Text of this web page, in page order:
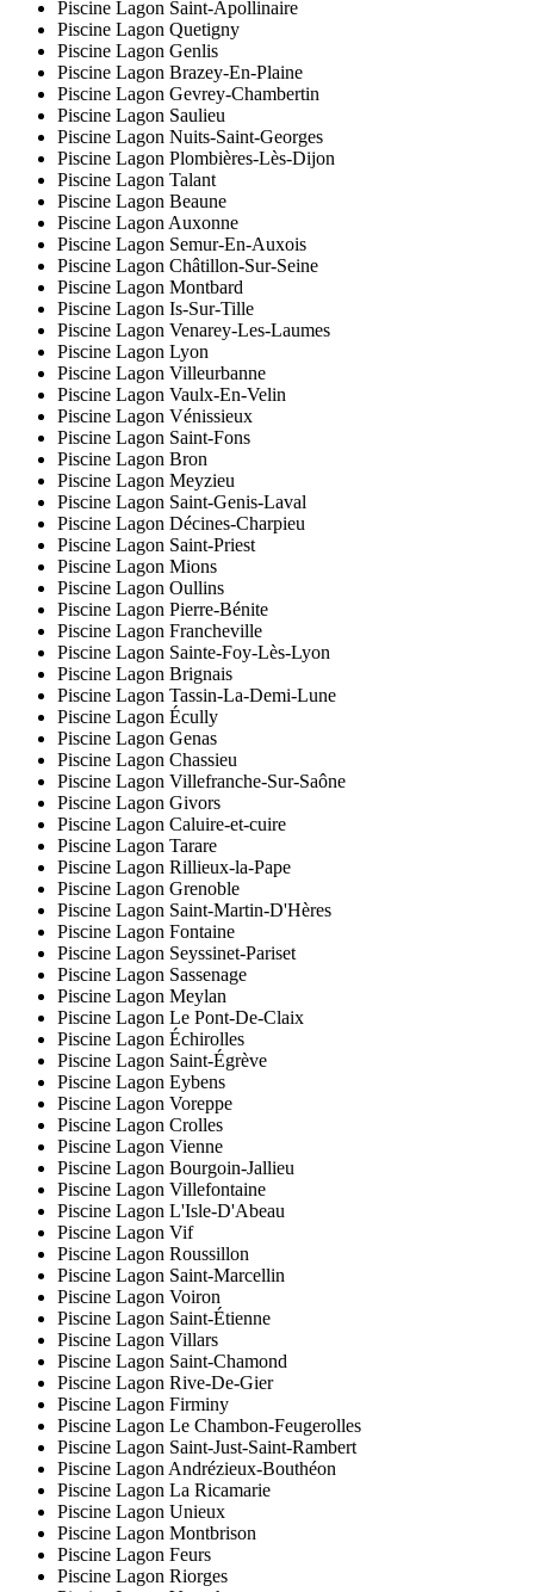
Piscine Lagon Saint-Apollinaire
Piscine Lagon Quetigny
Piscine Lagon Genlis
Piscine Lagon Brazey-En-Plaine
Piscine Lagon Gevrey-Chambertin
Piscine Lagon Saulieu
Piscine Lagon Nuits-Saint-Georges
Piscine Lagon Plombières-Lès-Dijon
Piscine Lagon Talant
Piscine Lagon Beaune
Piscine Lagon Auxonne
Piscine Lagon Semur-En-Auxois
Piscine Lagon Châtillon-Sur-Seine
Piscine Lagon Montbard
Piscine Lagon Is-Sur-Tille
Piscine Lagon Venarey-Les-Laumes
Piscine Lagon Lyon
Piscine Lagon Villeurbanne
Piscine Lagon Vaulx-En-Velin
Piscine Lagon Vénissieux
Piscine Lagon Saint-Fons
Piscine Lagon Bron
Piscine Lagon Meyzieu
Piscine Lagon Saint-Genis-Laval
Piscine Lagon Décines-Charpieu
Piscine Lagon Saint-Priest
Piscine Lagon Mions
Piscine Lagon Oullins
Piscine Lagon Pierre-Bénite
Piscine Lagon Francheville
Piscine Lagon Sainte-Foy-Lès-Lyon
Piscine Lagon Brignais
Piscine Lagon Tassin-La-Demi-Lune
Piscine Lagon Écully
Piscine Lagon Genas
Piscine Lagon Chassieu
Piscine Lagon Villefranche-Sur-Saône
Piscine Lagon Givors
Piscine Lagon Caluire-et-cuire
Piscine Lagon Tarare
Piscine Lagon Rillieux-la-Pape
Piscine Lagon Grenoble
Piscine Lagon Saint-Martin-D'Hères
Piscine Lagon Fontaine
Piscine Lagon Seyssinet-Pariset
Piscine Lagon Sassenage
Piscine Lagon Meylan
Piscine Lagon Le Pont-De-Claix
Piscine Lagon Échirolles
Piscine Lagon Saint-Égrève
Piscine Lagon Eybens
Piscine Lagon Voreppe
Piscine Lagon Crolles
Piscine Lagon Vienne
Piscine Lagon Bourgoin-Jallieu
Piscine Lagon Villefontaine
Piscine Lagon L'Isle-D'Abeau
Piscine Lagon Vif
Piscine Lagon Roussillon
Piscine Lagon Saint-Marcellin
Piscine Lagon Voiron
Piscine Lagon Saint-Étienne
Piscine Lagon Villars
Piscine Lagon Saint-Chamond
Piscine Lagon Rive-De-Gier
Piscine Lagon Firminy
Piscine Lagon Le Chambon-Feugerolles
Piscine Lagon Saint-Just-Saint-Rambert
Piscine Lagon Andrézieux-Bouthéon
Piscine Lagon La Ricamarie
Piscine Lagon Unieux
Piscine Lagon Montbrison
Piscine Lagon Feurs
Piscine Lagon Riorges